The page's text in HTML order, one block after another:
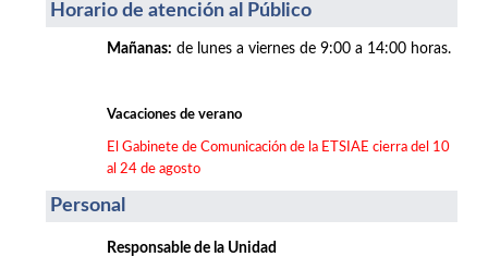
Horario de atención al Público
Mañanas: de lunes a viernes de 9:00 a 14:00 horas.
Vacaciones de verano
El Gabinete de Comunicación de la ETSIAE cierra del 10
al 24 de agosto
Personal
Responsable de la Unidad